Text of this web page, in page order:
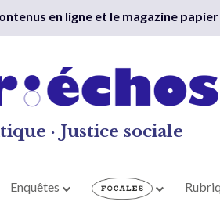
en ligne et le magazine
· Justice sociale
Enquêtes